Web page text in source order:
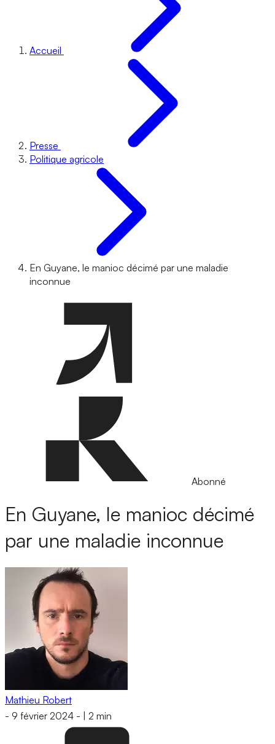
Accueil
Presse
Politique agricole
En Guyane, le manioc décimé par une maladie
inconnue
Abonné
En Guyane, le manioc décimé
par une maladie inconnue
Mathieu Robert
- 9 février 2024 - 2 min